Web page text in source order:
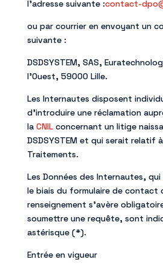
l’adresse suivante :contact-
ou par courrier en envoyant un
suivante :
DSDSYSTEM, SAS,
l’Ouest, 59000 Lille.
Les Internautes disposent
d’introduire une réclamation
la CNILconcernant un litige
DSDSYSTEM et qui serait relatif
Traitements.
Les Données des Internautes,
le biais du formulaire de contact
renseignement s’avère
soumettre une requête, sont
astérisque (*).
Entrée en vigueur